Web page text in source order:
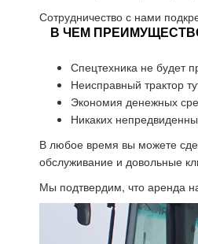
Сотрудничество с нами
В ЧЕМ
Спецтехника не будет
Неисправный трактор
Экономия денежных
Никаких
В любое время вы можете
обслуживание и довольные
Мы подтвердим, что аренда